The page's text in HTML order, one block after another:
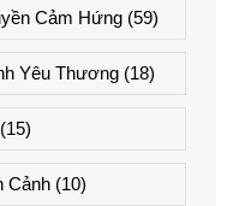
Cảm Hứng(59)
Yêu Thương(18)
(15)
Cảnh (10)